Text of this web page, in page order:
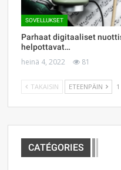
SOVELLUKSET
Parhaat digitaaliset
helpottavat…
heinä 4, 2022 81
TAKAISIN ETEENPÄIN
CATÉGORIES